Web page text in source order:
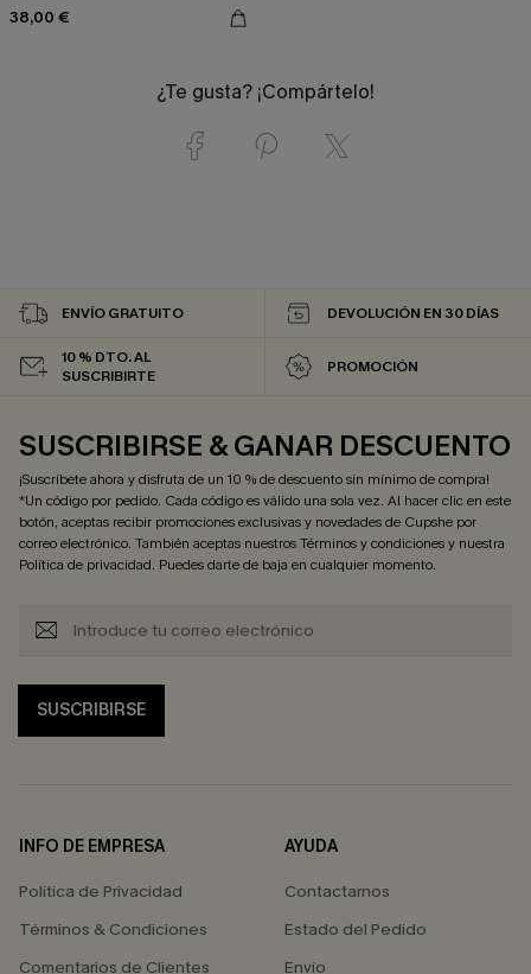
38,00 €
¿Te gusta? ¡Compártelo!
ENVÍO GRATUITO DEVOLUCIÓN EN 30 DÍAS
10 % DTO. AL
SUSCRIBIRTE
PROMOCIÓN
SUSCRIBIRSE & GANAR DESCUENTO
¡Suscríbete ahora y disfruta de un 10 % de descuento sin mínimo de compra!
*Un código por pedido. Cada código es válido una sola vez. Al hacer clic en este
botón, aceptas recibir promociones exclusivas y novedades de Cupshe por
correo electrónico. También aceptas nuestrosTérminos y condicionesy nuestra
Política de privacidad. Puedes darte de baja en cualquier momento.
SUSCRIBIRSE
INFO DE EMPRESA
Política de Privacidad
Términos & Condiciones
Comentarios de Clientes
AYUDA
Contactarnos
Estado del Pedido
Envío